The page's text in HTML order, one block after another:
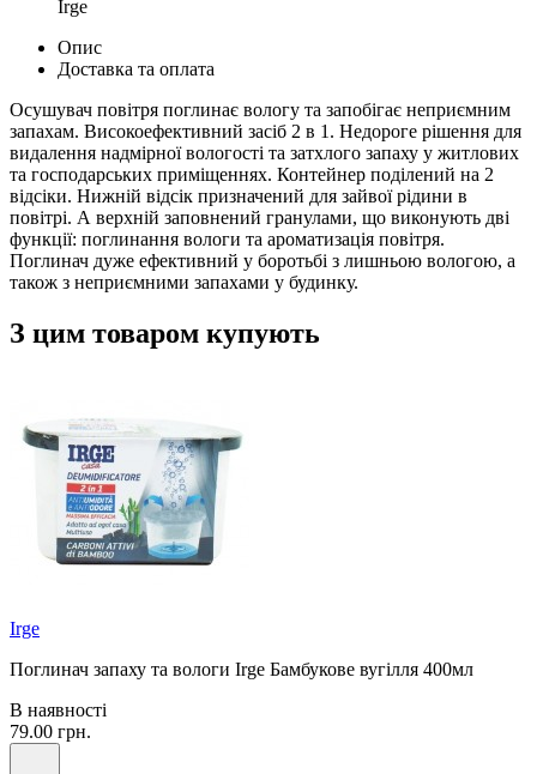
Irge
Опис
Доставка та оплата
Осушувач повітря поглинає вологу та запобігає неприємним
запахам. Високоефективний засіб 2 в 1. Недороге рішення для
видалення надмірної вологості та затхлого запаху у житлових
та господарських приміщеннях. Контейнер поділений на 2
відсіки. Нижній відсік призначений для зайвої рідини в
повітрі. А верхній заповнений гранулами, що виконують дві
функції: поглинання вологи та ароматизація повітря.
Поглинач дуже ефективний у боротьбі з лишньою вологою, а
також з неприємними запахами у будинку.
З цим товаром купують
Irge
Поглинач запаху та вологи Irge Бамбукове вугілля 400мл
В наявності
79.00 грн.